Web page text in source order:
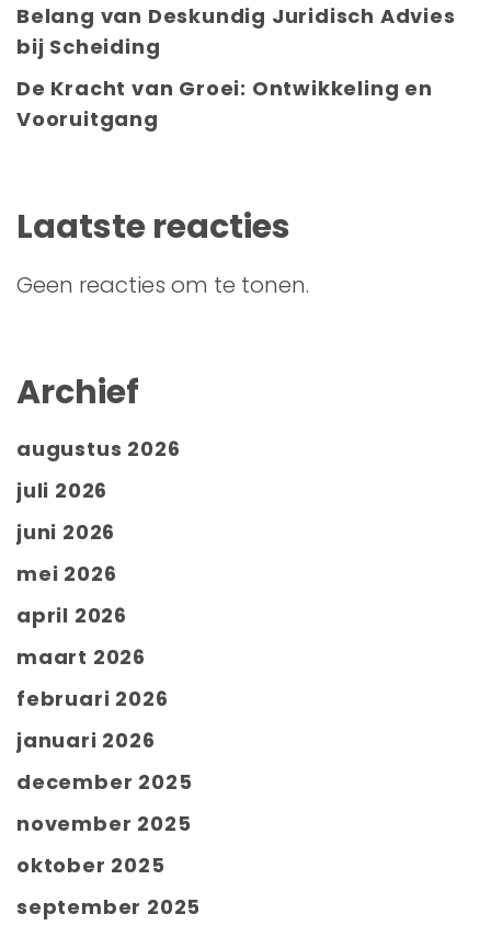
Belang van Deskundig Juridisch Advies
bij Scheiding
De Kracht van Groei: Ontwikkeling en
Vooruitgang
Laatste reacties
Geen reacties om te tonen.
Archief
augustus 2026
juli 2026
juni 2026
mei 2026
april 2026
maart 2026
februari 2026
januari 2026
december 2025
november 2025
oktober 2025
september 2025